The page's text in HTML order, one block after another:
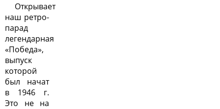
Открывает
наш ретро-
парад
легендарная
«Победа»,
выпуск
которой
был начат
в 1946 г.
Это не на